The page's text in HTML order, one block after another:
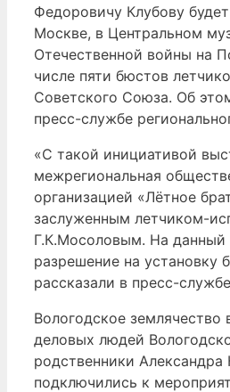
Федоровичу Клубову
Москве, в Центральном
Отечественной войны на
числе пяти бюстов
Советского Союза. Об
пресс-службе
«С такой инициативой
межрегиональная
организацией «Лётное
заслуженным летчиком-
Г.К.Мосоловым. На данный
разрешение на установку
рассказали в пресс-
Вологодское землячество
деловых людей
родственники Александра
подключились к